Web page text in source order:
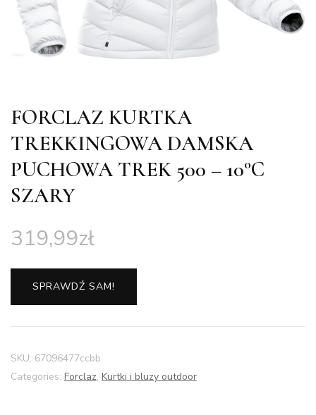
FORCLAZ KURTKA
TREKKINGOWA DAMSKA
PUCHOWA TREK 500 – 10°C
SZARY
319,99zł
SPRAWDŹ SAM!
SKU: 67096477ccbb
Categories: Forclaz, Kurtki i bluzy outdoor